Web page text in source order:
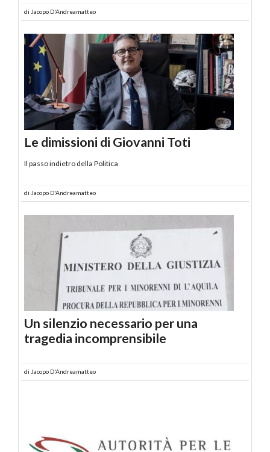
di Jacopo D'Andreamatteo
Le dimissioni di Giovanni Toti
Il passo indietro della Politica
di Jacopo D'Andreamatteo
Un silenzio necessario per una
tragedia incomprensibile
di Jacopo D'Andreamatteo